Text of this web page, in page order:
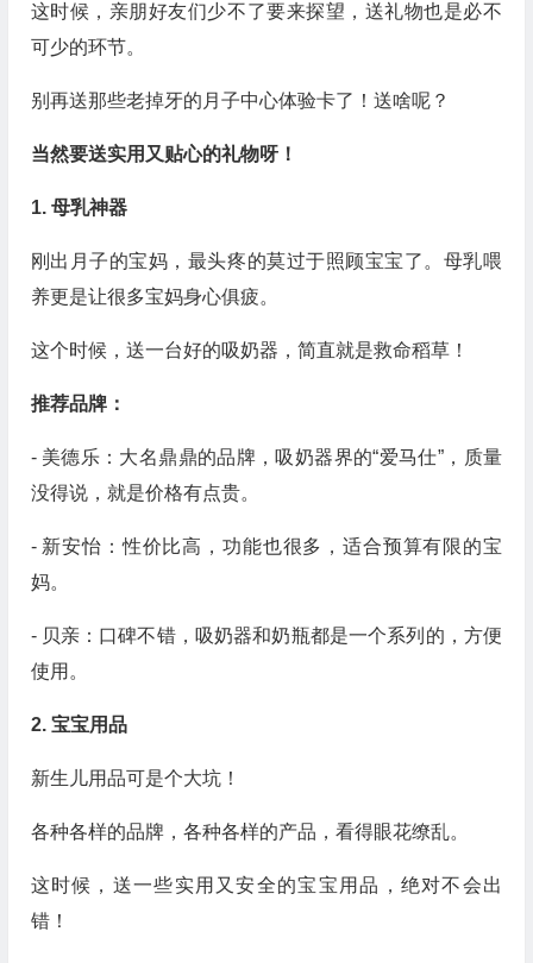
这时候，亲朋好友们少不了要来探望，送礼物也是必不
可少的环节。
别再送那些老掉牙的月子中心体验卡了！送啥呢？
当然要送实用又贴心的礼物呀！
1. 母乳神器
刚出月子的宝妈，最头疼的莫过于照顾宝宝了。母乳喂
养更是让很多宝妈身心俱疲。
这个时候，送一台好的吸奶器，简直就是救命稻草！
推荐品牌：
- 美德乐：大名鼎鼎的品牌，吸奶器界的“爱马仕”，质量
没得说，就是价格有点贵。
- 新安怡：性价比高，功能也很多，适合预算有限的宝
妈。
- 贝亲：口碑不错，吸奶器和奶瓶都是一个系列的，方便
使用。
2. 宝宝用品
新生儿用品可是个大坑！
各种各样的品牌，各种各样的产品，看得眼花缭乱。
这时候，送一些实用又安全的宝宝用品，绝对不会出
错！